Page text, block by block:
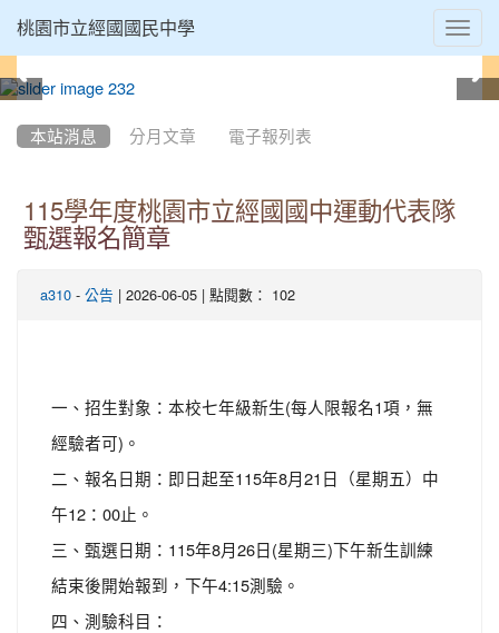
桃園市立經國國民中學
本站消息 分月文章 電子報列表
115學年度桃園市立經國國中運動代表隊
甄選報名簡章
a310 - 公告 | 2026-06-05 | 點閱數： 102
一、招生對象：本校七年級新生(每人限報名1項，無
經驗者可)。
二、報名日期：即日起至115年8月21日（星期五）中
午12：00止。
三、甄選日期：115年8月26日(星期三)下午新生訓練
結束後開始報到，下午4:15測驗。
四、測驗科目：